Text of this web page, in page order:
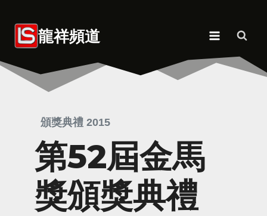
content 龍祥頻道
頒獎典禮 2015
第52屆金馬
獎頒獎典禮